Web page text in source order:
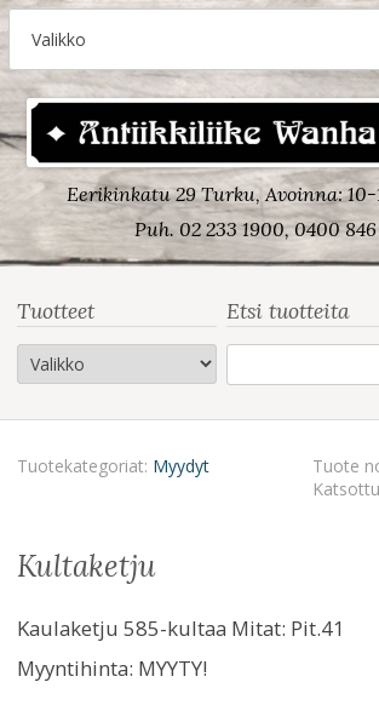
Eerikinkatu 29 Turku, Avoinna: 10-
Puh. 02 233 1900, 0400 846
Tuotteet Etsi tuotteita
Tuotekategoriat: Myydyt Tuote
Katsottu
kultaketju
Kaulaketju 585-kultaa Mitat: Pit.41
Myyntihinta: MYYTY!